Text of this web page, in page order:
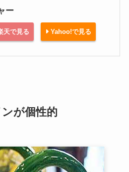
ー
天で見る Yahoo!で見る
が個性的